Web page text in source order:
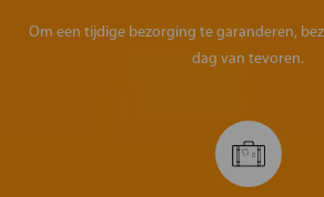
Om een tijdige bezorging te garanderen,
dag van tevoren.